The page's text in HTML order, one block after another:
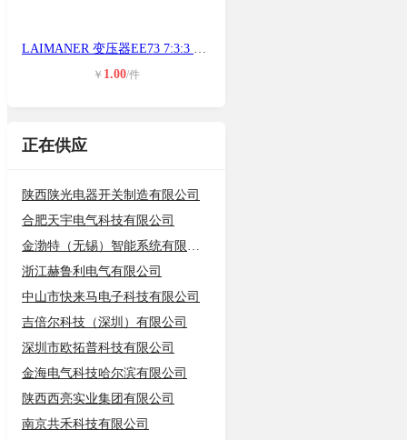
LAIMANER 变压器EE73 7:3:3 17:2
￥ 1.00/件
正在供应
陕西陕光电器开关制造有限公司
合肥天宇电气科技有限公司
金渤特（无锡）智能系统有限公司
浙江赫鲁利电气有限公司
中山市快来马电子科技有限公司
吉倍尔科技（深圳）有限公司
深圳市欧拓普科技有限公司
金海电气科技哈尔滨有限公司
陕西西亮实业集团有限公司
南京共禾科技有限公司